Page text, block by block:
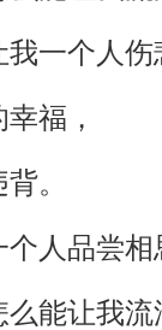
一个人伤
福，
。
品尝相
能让我流